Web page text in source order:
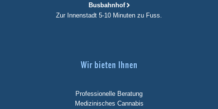
Busbahnhof
Zur Innenstadt 5-10 Minuten zu Fuss.
Wir bieten Ihnen
Professionelle Beratung
Medizinisches Cannabis